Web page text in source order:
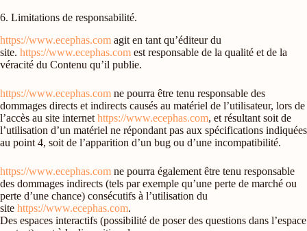
6. Limitations de responsabilité.
https://www.ecephas.com agit en tant qu’éditeur du
site. https://www.ecephas.com est responsable de la qualité et de la
véracité du Contenu qu’il publie.
https://www.ecephas.com ne pourra être tenu responsable des
dommages directs et indirects causés au matériel de l’utilisateur, lors de
l’accès au site internet https://www.ecephas.com, et résultant soit de
l’utilisation d’un matériel ne répondant pas aux spécifications indiquées
au point 4, soit de l’apparition d’un bug ou d’une incompatibilité.
https://www.ecephas.com ne pourra également être tenu responsable
des dommages indirects (tels par exemple qu’une perte de marché ou
perte d’une chance) consécutifs à l’utilisation du
site https://www.ecephas.com.
Des espaces interactifs (possibilité de poser des questions dans l’espace